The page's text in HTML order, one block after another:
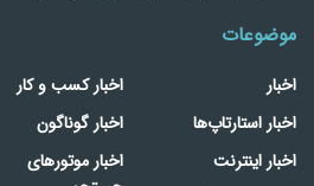
موضوعات
اخبار
اخبار استارتاپ‌ها
اخبار اینترنت
اخبار کسب و کار
اخبار گوناگون
اخبار موتورهای